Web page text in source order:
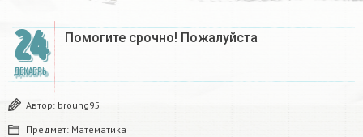
24
ДЕКАБРЬ
Помогите срочно! Пожалуйста
Автор: broung95
Предмет: Математика